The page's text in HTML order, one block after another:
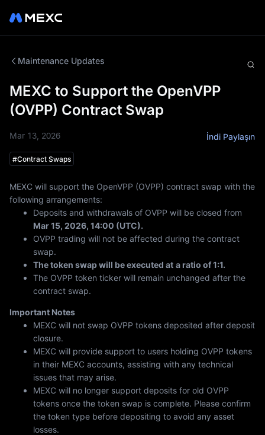
Maintenance Updates
MEXC to Support the OpenVPP
(OVPP) Contract Swap
Mar 13, 2026 İndi Paylaşın
#Contract Swaps
MEXC will support the OpenVPP (OVPP) contract swap with the
following arrangements:
Deposits and withdrawals of OVPP will be closed from
Mar 15, 2026, 14:00 (UTC).
OVPP trading will not be affected during the contract
swap.
The token swap will be executed at a ratio of 1:1.
The OVPP token ticker will remain unchanged after the
contract swap.
Important Notes
MEXC will not swap OVPP tokens deposited after deposit
closure.
MEXC will provide support to users holding OVPP tokens
in their MEXC accounts, assisting with any technical
issues that may arise.
MEXC will no longer support deposits for old OVPP
tokens once the token swap is complete. Please confirm
the token type before depositing to avoid any asset
losses.
Ə